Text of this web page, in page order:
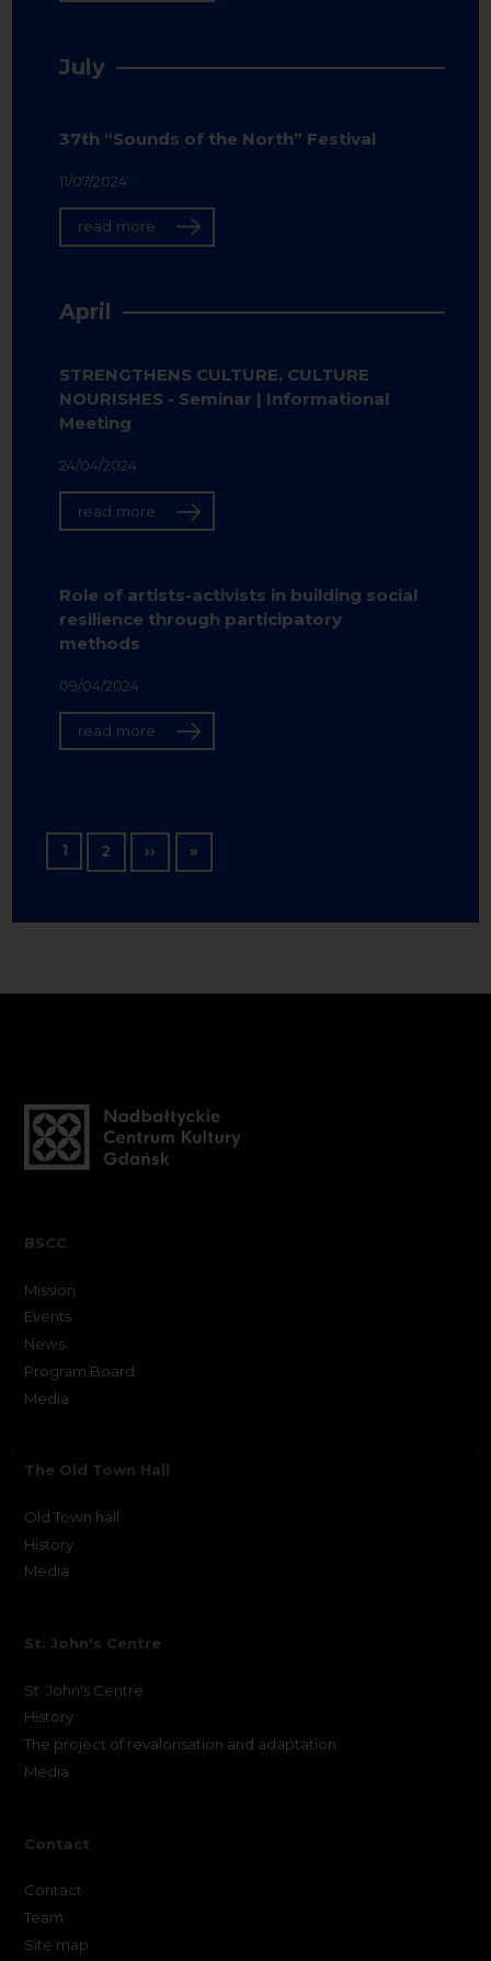
July
37th “Sounds of the North” Festival
11/07/2024
read more
April
STRENGTHENS CULTURE, CULTURE
NOURISHES - Seminar | Informational
Meeting
24/04/2024
read more
Role of artists-activists in building social
resilience through participatory
methods
09/04/2024
read more
Pagination
1 2 ›› Next page
»Last page
BSCC
Mission
Events
News
Program Board
Media
The Old Town Hall
Old Town hall
History
Media
St. John's Centre
St. John's Centre
History
The project of revalorisation and adaptation
Media
Contact
Contact
Team
Site map